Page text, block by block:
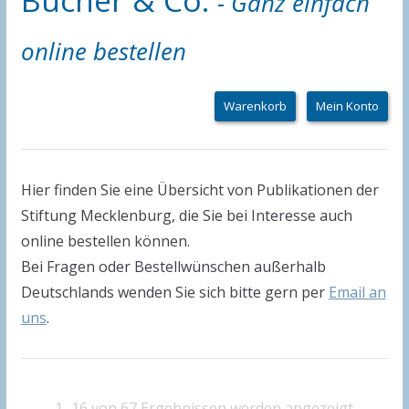
online bestellen
Warenkorb Mein Konto
Hier finden Sie eine Übersicht von Publikationen der
Stiftung Mecklenburg, die Sie bei Interesse auch
online bestellen können.
Bei Fragen oder Bestellwünschen außerhalb
Deutschlands wenden Sie sich bitte gern per Email an
uns.